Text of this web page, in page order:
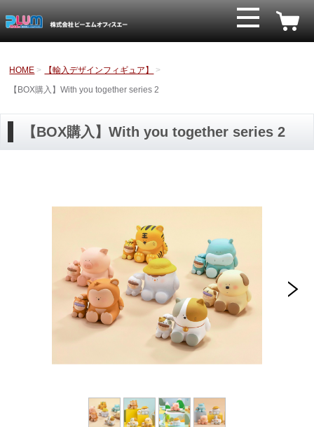
HOME
【輸入デザインフィギュア】
【BOX購入】With you together series 2
【BOX購入】With you together series 2